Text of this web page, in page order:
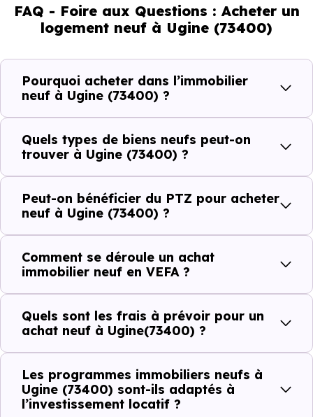
qui renseigne directement sur la demande locative locale
et les typologies de biens les plus recherchées.
commerces, 29 professions médicales et 9 établissements
scolaires. Des équipements du quotidien qui constituent
autant d'arguments concrets pour habiter ou investir
dans la commune.
Combien coûte un logement à Ugine
(73400) ?
C'est souvent la première question. Voici les repères de
prix à connaître pour un achat immobilier à Ugine (73400)
:
minimum
moyen
maximum
FAQ - Foire aux Questions : Acheter un
logement neuf à Ugine (73400)
Pourquoi acheter dans l’immobilier
neuf à Ugine (73400) ?
Quels types de biens neufs peut-on
trouver à Ugine (73400) ?
Peut-on bénéficier du PTZ pour acheter
neuf à Ugine (73400) ?
Comment se déroule un achat
immobilier neuf en VEFA ?
Quels sont les frais à prévoir pour un
achat neuf à Ugine(73400) ?
Les programmes immobiliers neufs à
Ugine (73400) sont-ils adaptés à
l’investissement locatif ?